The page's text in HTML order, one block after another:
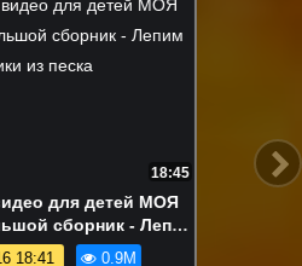
22:15
вкусняшек!
видео про игрушки
18:04 840.0K